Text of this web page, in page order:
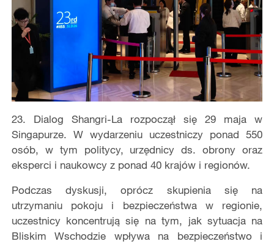
23. Dialog Shangri-La rozpoczął się 29 maja w
Singapurze. W wydarzeniu uczestniczy ponad 550
osób, w tym politycy, urzędnicy ds. obrony oraz
eksperci i naukowcy z ponad 40 krajów i regionów.
Podczas dyskusji, oprócz skupienia się na
utrzymaniu pokoju i bezpieczeństwa w regionie,
uczestnicy koncentrują się na tym, jak sytuacja na
Bliskim Wschodzie wpływa na bezpieczeństwo i